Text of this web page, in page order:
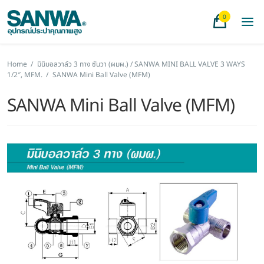
0
Home / มินิบอลวาล์ว 3 ทาง ซันวา (ผมผ.) / SANWA MINI BALL VALVE 3 WAYS
1/2″, MFM. / SANWA Mini Ball Valve (MFM)
SANWA Mini Ball Valve (MFM)